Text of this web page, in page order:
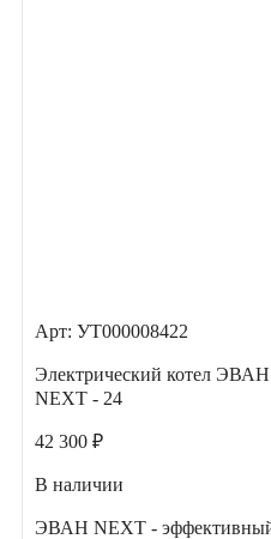
Арт: УТ000008422
Электрический котел ЭВАН
NEXT - 24
42 300 ₽
В наличии
ЭВАН NEXT -